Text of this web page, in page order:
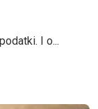
I o...